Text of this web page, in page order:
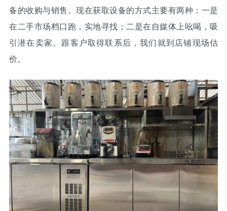
备的收购与销售。现在获取设备的方式主要有两种：一是
在二手市场档口跑，实地寻找；二是在自媒体上吆喝，吸
引潜在卖家。跟客户取得联系后，我们就到店铺现场估
价。